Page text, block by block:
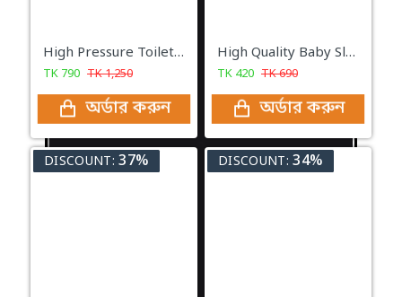
High Pressure Toilet Unblock One Shot, Toilet Plunger Clog Remover
TK 790 TK1,250
অর্ডার করুন
High Quality Baby Sleeping Bag Ultra-Soft Fluffy Fleece Newborn Receiving Blanket Infant Boys Girls Clothes Sleeping Nursery Wrap Swaddle
TK 420 TK690
অর্ডার করুন
DISCOUNT: 37% DISCOUNT: 34%